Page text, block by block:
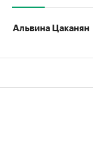
Альвина Цаканян